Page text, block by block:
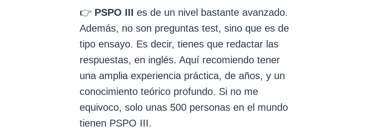
👉 PSPO III es de un nivel bastante avanzado.
Además, no son preguntas test, sino que es de
tipo ensayo. Es decir, tienes que redactar las
respuestas, en inglés. Aquí recomiendo tener
una amplia experiencia práctica, de años, y un
conocimiento teórico profundo. Si no me
equivoco, solo unas 500 personas en el mundo
tienen PSPO III.